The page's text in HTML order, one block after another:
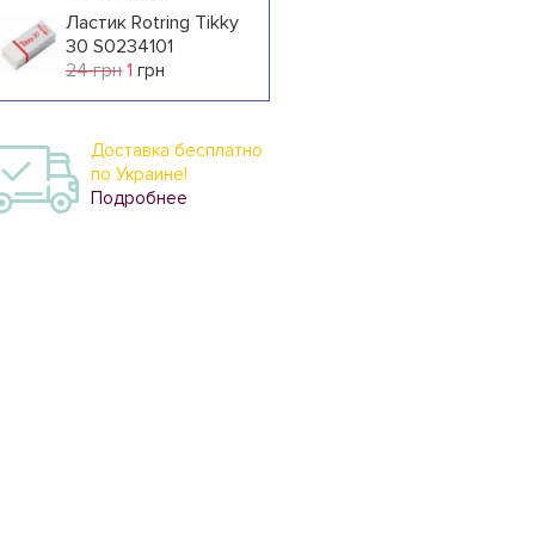
Ластик Rotring Tikky
30 S0234101
24 грн 1 грн
Доставка бесплатно
по Украине!
Подробнее